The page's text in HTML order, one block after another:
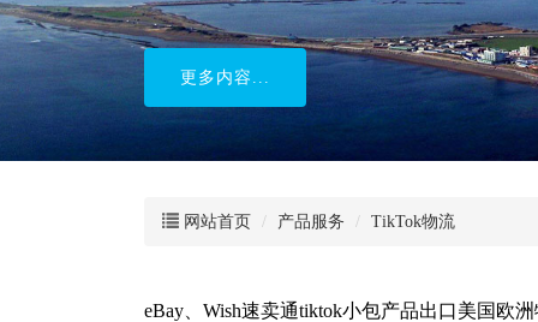
更多内容...
网站首页 产品服务 TikTok物流
eBay、Wish速卖通tiktok小包产品出口美国欧